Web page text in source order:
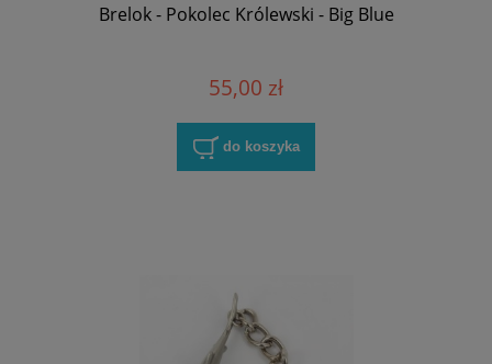
Brelok - Pokolec Królewski - Big Blue
55,00 zł
do koszyka